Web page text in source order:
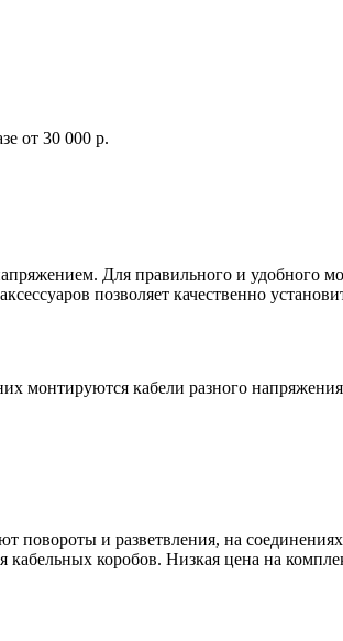
от 30 000 р.
Для правильного и удобного
позволяет качественно
монтируются кабели разного
повороты и разветвления, на
кабельных коробов. Низкая цена на